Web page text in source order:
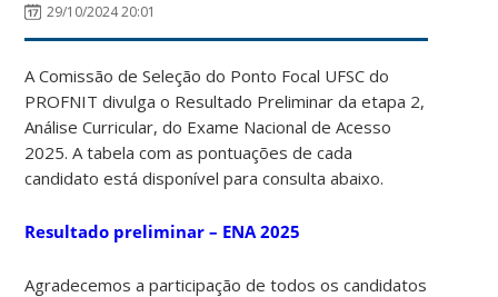
29/10/2024 20:01
A Comissão de Seleção do Ponto Focal UFSC do
PROFNIT divulga o Resultado Preliminar da etapa 2,
Análise Curricular, do Exame Nacional de Acesso
2025. A tabela com as pontuações de cada
candidato está disponível para consulta abaixo.
Resultado preliminar – ENA 2025
Agradecemos a participação de todos os candidatos